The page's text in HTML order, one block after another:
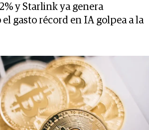
y Starlink ya genera
el gasto récord en IA golpea a la